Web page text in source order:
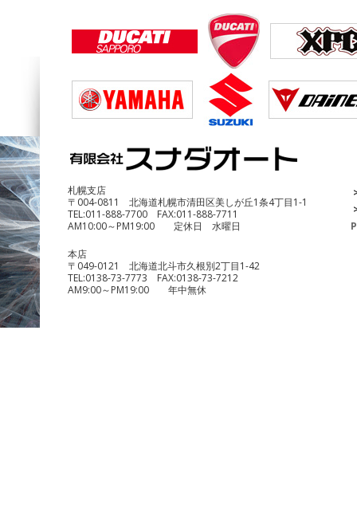
¥690,000
札幌支店
〒004-0811 北海道札幌市清田区美しが丘1条4丁目1-1
TEL:011-888-7700 FAX:011-888-7711
AM10:00～PM19:00 定休日 水曜日
本店
〒049-0121 北海道北斗市久根別2丁目1-42
TEL:0138-73-7773 FAX:0138-73-7212
AM9:00～PM19:00 年中無休